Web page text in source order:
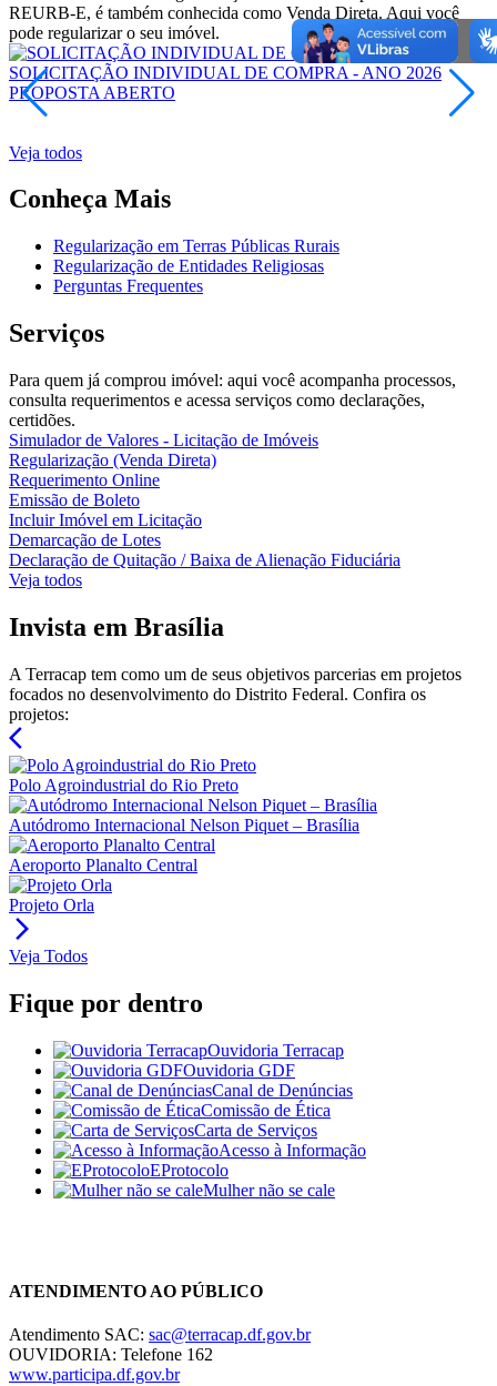
REURB-E, é também conhecida como Venda Direta. Aqui você
pode regularizar o seu imóvel.
SOLICITAÇÃO INDIVIDUAL DE COMPRA - ANO 2026
PROPOSTA ABERTO
Veja todos
Conheça Mais
Regularização em Terras Públicas Rurais
Regularização de Entidades Religiosas
Perguntas Frequentes
Serviços
Para quem já comprou imóvel: aqui você acompanha processos,
consulta requerimentos e acessa serviços como declarações,
certidões.
Simulador de Valores - Licitação de Imóveis
Regularização (Venda Direta)
Requerimento Online
Emissão de Boleto
Incluir Imóvel em Licitação
Demarcação de Lotes
Declaração de Quitação / Baixa de Alienação Fiduciária
Veja todos
Invista em Brasília
A Terracap tem como um de seus objetivos parcerias em projetos
focados no desenvolvimento do Distrito Federal. Confira os
projetos:
arrow_back_ios
Polo Agroindustrial do Rio Preto
Autódromo Internacional Nelson Piquet – Brasília
Aeroporto Planalto Central
Projeto Orla
arrow_forward_ios
Veja Todos
Fique por dentro
Ouvidoria Terracap
Ouvidoria GDF
Canal de Denúncias
Comissão de Ética
Carta de Serviços
Acesso à Informação
EProtocolo
Mulher não se cale
ATENDIMENTO AO PÚBLICO
Atendimento SAC: sac@terracap.df.gov.br
OUVIDORIA: Telefone 162
www.participa.df.gov.br